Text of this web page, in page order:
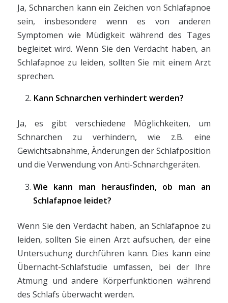
Ja, Schnarchen kann ein Zeichen von Schlafapnoe
sein, insbesondere wenn es von anderen
Symptomen wie Müdigkeit während des Tages
begleitet wird. Wenn Sie den Verdacht haben, an
Schlafapnoe zu leiden, sollten Sie mit einem Arzt
sprechen.
Kann Schnarchen verhindert werden?
Ja, es gibt verschiedene Möglichkeiten, um
Schnarchen zu verhindern, wie z.B. eine
Gewichtsabnahme, Änderungen der Schlafposition
und die Verwendung von Anti-Schnarchgeräten.
Wie kann man herausfinden, ob man an
Schlafapnoe leidet?
Wenn Sie den Verdacht haben, an Schlafapnoe zu
leiden, sollten Sie einen Arzt aufsuchen, der eine
Untersuchung durchführen kann. Dies kann eine
Übernacht-Schlafstudie umfassen, bei der Ihre
Atmung und andere Körperfunktionen während
des Schlafs überwacht werden.